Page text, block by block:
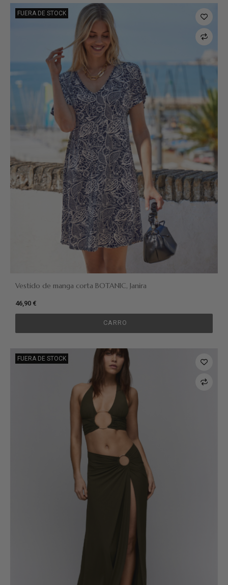
FUERA DE STOCK
Vestido de manga corta BOTANIC, Janira
46,90 €
CARRO
FUERA DE STOCK